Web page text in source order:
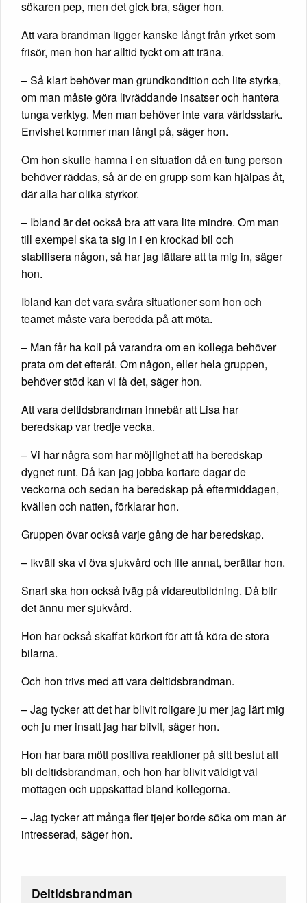
sökaren pep, men det gick bra, säger hon.
Att vara brandman ligger kanske långt från yrket som
frisör, men hon har alltid tyckt om att träna.
– Så klart behöver man grundkondition och lite styrka,
om man måste göra livräddande insatser och hantera
tunga verktyg. Men man behöver inte vara världsstark.
Envishet kommer man långt på, säger hon.
Om hon skulle hamna i en situation då en tung person
behöver räddas, så är de en grupp som kan hjälpas åt,
där alla har olika styrkor.
– Ibland är det också bra att vara lite mindre. Om man
till exempel ska ta sig in i en krockad bil och
stabilisera någon, så har jag lättare att ta mig in, säger
hon.
Ibland kan det vara svåra situationer som hon och
teamet måste vara beredda på att möta.
– Man får ha koll på varandra om en kollega behöver
prata om det efteråt. Om någon, eller hela gruppen,
behöver stöd kan vi få det, säger hon.
Att vara deltidsbrandman innebär att Lisa har
beredskap var tredje vecka.
– Vi har några som har möjlighet att ha beredskap
dygnet runt. Då kan jag jobba kortare dagar de
veckorna och sedan ha beredskap på eftermiddagen,
kvällen och natten, förklarar hon.
Gruppen övar också varje gång de har beredskap.
– Ikväll ska vi öva sjukvård och lite annat, berättar hon.
Snart ska hon också iväg på vidareutbildning. Då blir
det ännu mer sjukvård.
Hon har också skaffat körkort för att få köra de stora
bilarna.
Och hon trivs med att vara deltidsbrandman.
– Jag tycker att det har blivit roligare ju mer jag lärt mig
och ju mer insatt jag har blivit, säger hon.
Hon har bara mött positiva reaktioner på sitt beslut att
bli deltidsbrandman, och hon har blivit väldigt väl
mottagen och uppskattad bland kollegorna.
– Jag tycker att många fler tjejer borde söka om man är
intresserad, säger hon.
Deltidsbrandman